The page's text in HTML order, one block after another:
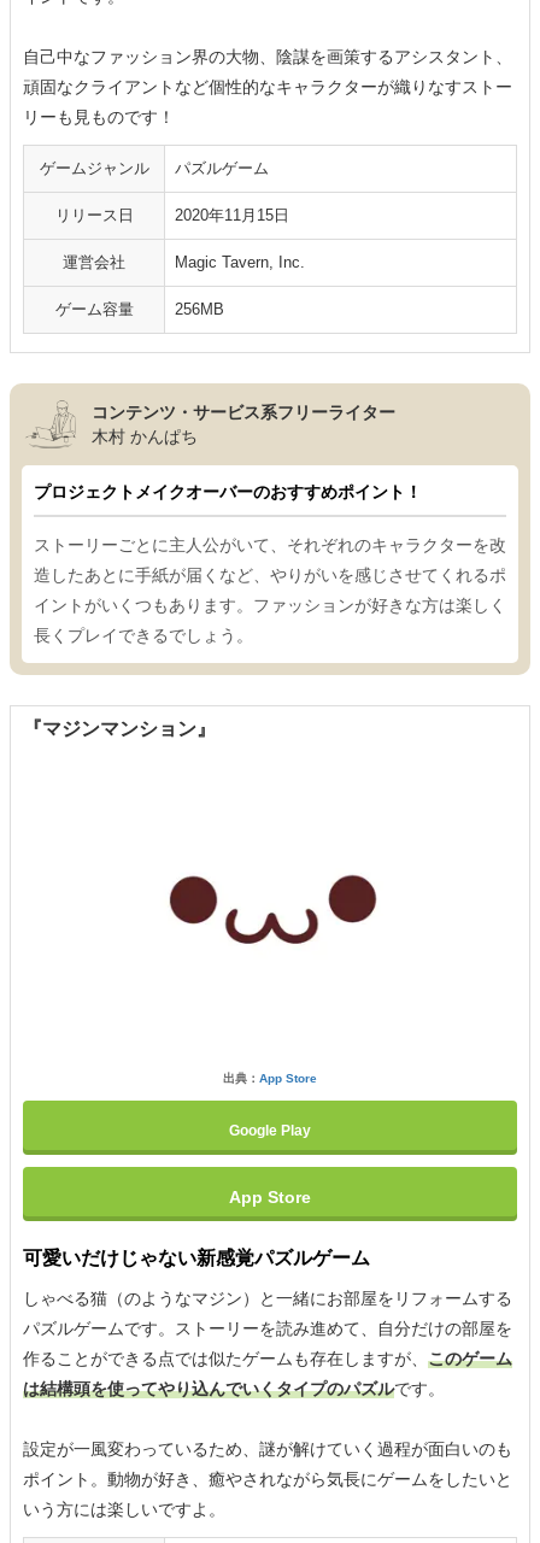
自己中なファッション界の大物、陰謀を画策するアシスタント、
頑固なクライアントなど個性的なキャラクターが織りなすストー
リーも見ものです！
ゲームジャンル パズルゲーム
リリース日 2020年11月15日
運営会社 Magic Tavern, Inc.
ゲーム容量 256MB
コンテンツ・サービス系フリーライター
木村 かんぱち
プロジェクトメイクオーバーのおすすめポイント！
ストーリーごとに主人公がいて、それぞれのキャラクターを改
造したあとに手紙が届くなど、やりがいを感じさせてくれるポ
イントがいくつもあります。ファッションが好きな方は楽しく
長くプレイできるでしょう。
『マジンマンション』
出典： App Store
Google Play
App Store
可愛いだけじゃない新感覚パズルゲーム
しゃべる猫（のようなマジン）と一緒にお部屋をリフォームする
パズルゲームです。ストーリーを読み進めて、自分だけの部屋を
作ることができる点では似たゲームも存在しますが、 このゲーム
は結構頭を使ってやり込んでいくタイプのパズルです。
設定が一風変わっているため、謎が解けていく過程が面白いのも
ポイント。動物が好き、癒やされながら気長にゲームをしたいと
いう方には楽しいですよ。